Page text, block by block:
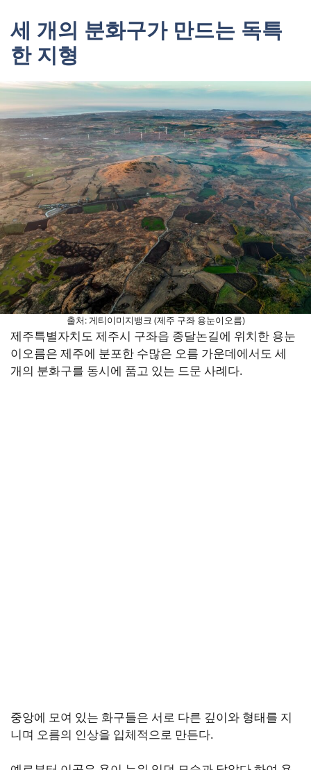
세 개의 분화구가 만드는 독특
한 지형
출처: 게티이미지뱅크 (제주 구좌 용눈이오름)
제주특별자치도 제주시 구좌읍 종달논길에 위치한 용눈
이오름은 제주에 분포한 수많은 오름 가운데에서도 세
개의 분화구를 동시에 품고 있는 드문 사례다.
중앙에 모여 있는 화구들은 서로 다른 깊이와 형태를 지
니며 오름의 인상을 입체적으로 만든다.